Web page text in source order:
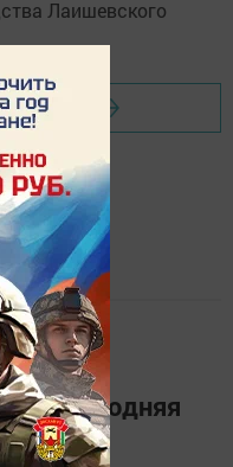
новогодняя